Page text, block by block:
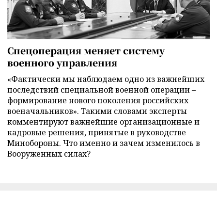
Спецоперация меняет систему
военного управления
«Фактически мы наблюдаем одно из важнейших
последствий специальной военной операции –
формирование нового поколения российских
военачальников». Такими словами эксперты
комментируют важнейшие организационные и
кадровые решения, принятые в руководстве
Минобороны. Что именно и зачем изменилось в
Вооруженных силах?